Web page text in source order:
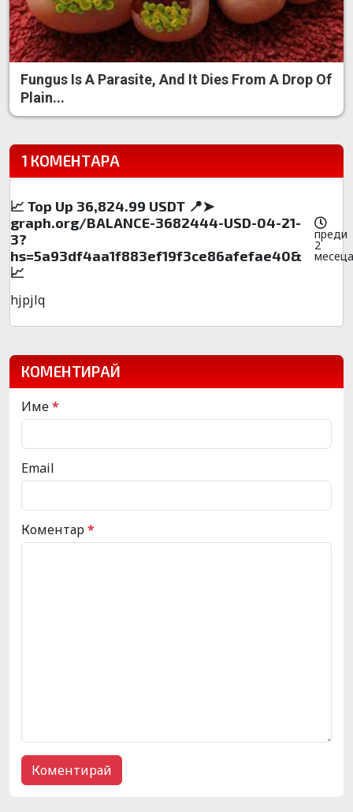
Fungus Is A Parasite, And It Dies From A Drop Of
Plain...
1 КОМЕНТАРА
📈 Top Up 36,824.99 USDT 📍➤
graph.org/BALANCE-3682444-USD-04-21-
3?
hs=5a93df4aa1f883ef19f3ce86afefae40&
📈
преди
2
месеца
hjpjlq
КОМЕНТИРАЙ
Име*
Email
Коментар*